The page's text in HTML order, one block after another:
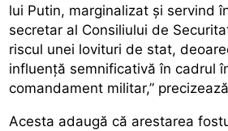
lui Putin, marginalizat și servind
secretar al Consiliului de
riscul unei lovituri de stat,
influență semnificativă în cadrul
comandament militar,”
Acesta adaugă că arestarea